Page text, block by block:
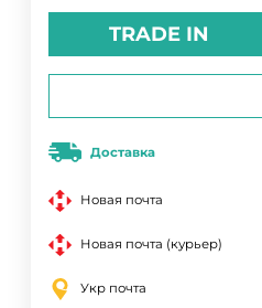
TRADE IN
Доставка
Новая почта
Новая почта (курьер)
Укр почта